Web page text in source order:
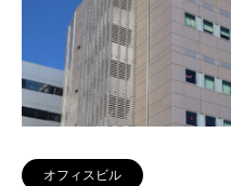
オフィスビル